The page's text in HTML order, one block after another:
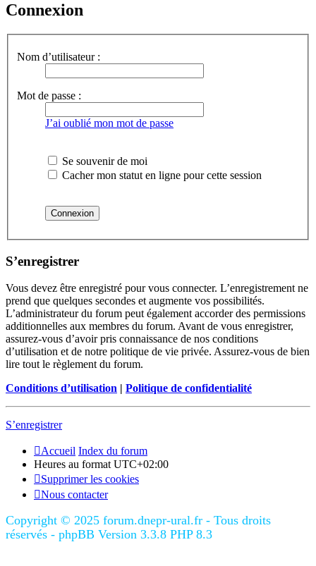
Connexion
Nom d’utilisateur :
Mot de passe :
J’ai oublié mon mot de passe
Se souvenir de moi
Cacher mon statut en ligne pour cette session
S’enregistrer
Vous devez être enregistré pour vous connecter. L’enregistrement ne
prend que quelques secondes et augmente vos possibilités.
L’administrateur du forum peut également accorder des permissions
additionnelles aux membres du forum. Avant de vous enregistrer,
assurez-vous d’avoir pris connaissance de nos conditions
d’utilisation et de notre politique de vie privée. Assurez-vous de bien
lire tout le règlement du forum.
Conditions d’utilisation | Politique de confidentialité
S’enregistrer
Accueil Index du forum
Heures au format UTC+02:00
Supprimer les cookies
Nous contacter
Copyright © 2025 forum.dnepr-ural.fr - Tous droits
réservés - phpBB Version 3.3.8 PHP 8.3